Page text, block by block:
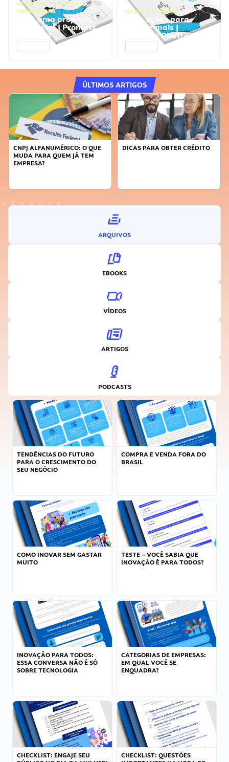
NEGÓCIOS, PROCESSOS
EMPRESARIAIS
Faça uma proposta
comercial | Prompts
ChatGPT
NEGÓCIOS, VENDAS
Faça ações para
vender mais |
Prompts ChatGPT
ÚLTIMOS ARTIGOS
CNPJ ALFANUMÉRICO: O QUE
MUDA PARA QUEM JÁ TEM
EMPRESA?
DICAS PARA OBTER CRÉDITO
ARQUIVOS
EBOOKS
VÍDEOS
ARTIGOS
PODCASTS
TENDÊNCIAS DO FUTURO
PARA O CRESCIMENTO DO
SEU NEGÓCIO
COMPRA E VENDA FORA DO
BRASIL
COMO INOVAR SEM GASTAR
MUITO
TESTE – VOCÊ SABIA QUE
INOVAÇÃO É PARA TODOS?
INOVAÇÃO PARA TODOS:
ESSA CONVERSA NÃO É SÓ
SOBRE TECNOLOGIA
CATEGORIAS DE EMPRESAS:
EM QUAL VOCÊ SE
ENQUADRA?
CHECKLIST: ENGAJE SEU
CHECKLIST: QUESTÕES